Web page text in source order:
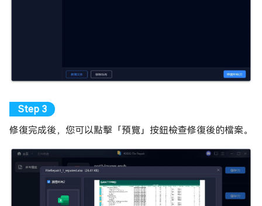
修復完成後，您可以點擊「預覽」按鈕檢查修復後的檔案。